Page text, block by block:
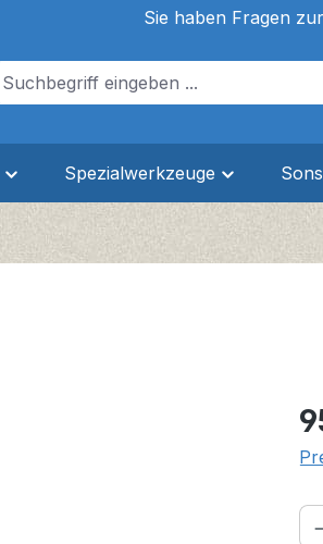
Sie haben Fragen
Spezialwerkzeuge